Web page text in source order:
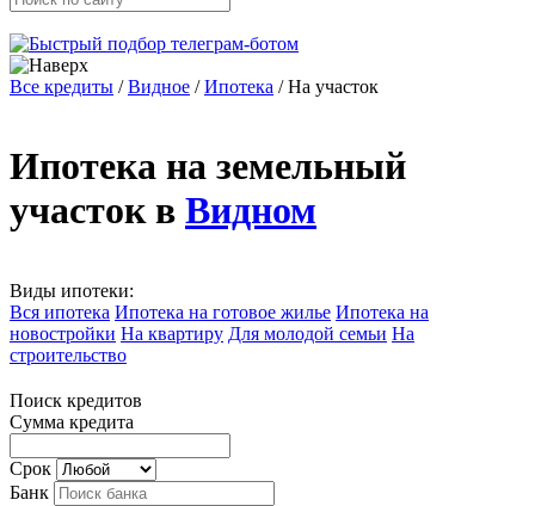
Все кредиты /Видное /Ипотека /На участок
Ипотека на земельный
участок в Видном
Виды ипотеки:
Вся ипотека Ипотека на готовое жилье Ипотека на
новостройки На квартиру Для молодой семьи На
строительство
Поиск кредитов
Сумма кредита
Срок
Банк